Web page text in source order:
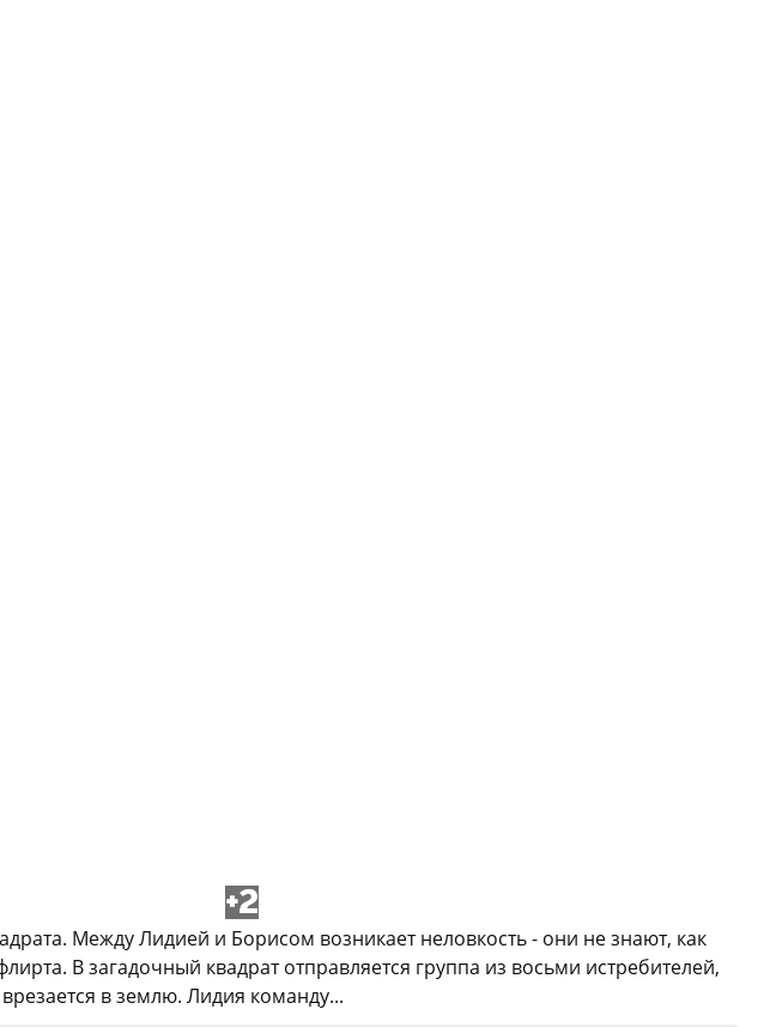
+2
Между Лидией и Борисом возникает неловкость - они не знают, как
В загадочный квадрат отправляется группа из восьми истребителей,
в землю. Лидия команду...